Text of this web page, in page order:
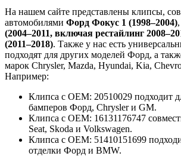
На нашем сайте представлены клипсы,
автомобилями Форд Фокус 1 (1998–2004),
(2004–2011, включая рестайлинг
(2011–2018). Также у нас есть
подходят для других моделей Форд, а
марок Chrysler, Mazda, Hyundai, Kia,
Например:
Клипса с OEM: 20510029 подходит
бамперов Форд, Chrysler и GM.
Клипса с OEM: 16131176747
Seat, Skoda и Volkswagen.
Клипса с OEM: 51410151699
отделки Форд и BMW.